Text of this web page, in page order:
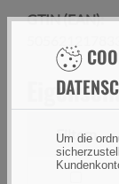
Um die
GTIN (EAN):
Filtern